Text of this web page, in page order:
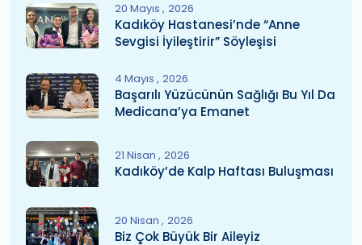
20 Mayıs 2026
Kadıköy Hastanesi’nde “Anne
Sevgisi İyileştirir” Söyleşisi
4 Mayıs 2026
Başarılı Yüzücünün Sağlığı Bu Yıl Da
Medicana’ya Emanet
21 Nisan 2026
Kadıköy’de Kalp Haftası Buluşması
20 Nisan 2026
Biz Çok Büyük Bir Aileyiz